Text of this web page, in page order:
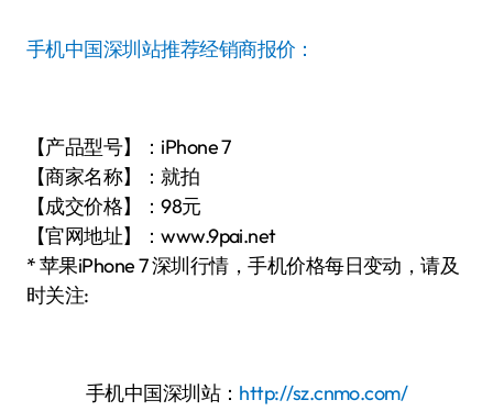
手机中国深圳站推荐经销商报价：
【产品型号】：iPhone 7
【商家名称】：就拍
【成交价格】：98元
【官网地址】：www.9pai.net
* 苹果iPhone 7 深圳行情，手机价格每日变动，请及
时关注:
手机中国深圳站： http://sz.cnmo.com/